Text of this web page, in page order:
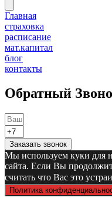
Главная
страховка
расписание
мат.капитал
блог
контакты
Обратный
Заказать звонок
Мы используем куки для
сайта. Если Вы
считать что Вас это
Политика